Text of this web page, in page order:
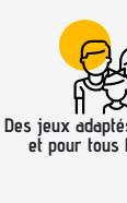
Des jeux
et pour tous